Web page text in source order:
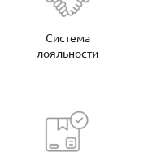
Система
лояльности